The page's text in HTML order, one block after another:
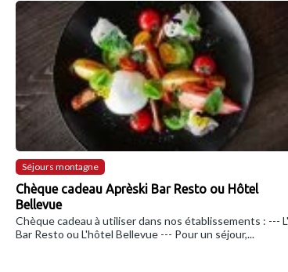
Séjours montagne
Chèque cadeau Aprèski Bar Resto ou Hôtel
Bellevue
Chèque cadeau à utiliser dans nos établissements : ---
Bar Resto ou L'hôtel Bellevue --- Pour un séjour,...